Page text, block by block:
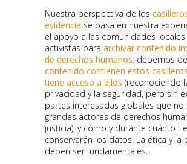
Nuestra perspectiva de los
evidencia se basa en nuestra
el apoyo a las comunidades locales
activistas para archivar contenido
de derechos humanos: debemos
contenido contienen estos
tiene acceso a ellos (reconociendo
privacidad y la seguridad, pero sin
partes interesadas globales que no
grandes actores de derechos
justicia), y cómo y durante cuánto
conservarán los datos. La ética y la
deben ser fundamentales.